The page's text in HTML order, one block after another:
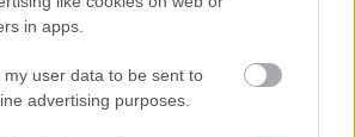
in apps.
my user data to be sent to
advertising purposes.